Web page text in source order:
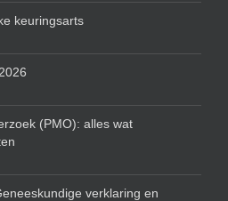
keuringsarts
(PMO): alles wat
verklaring en